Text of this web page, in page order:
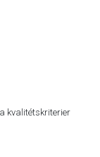
kvalitétskriterier